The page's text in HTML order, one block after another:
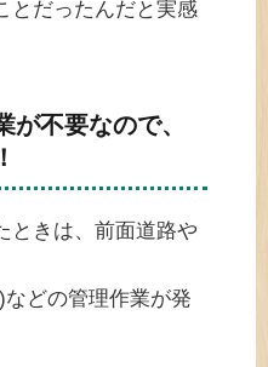
とだったんだと実感
が不要なので、
ときは、前面道路や
どの管理作業が発